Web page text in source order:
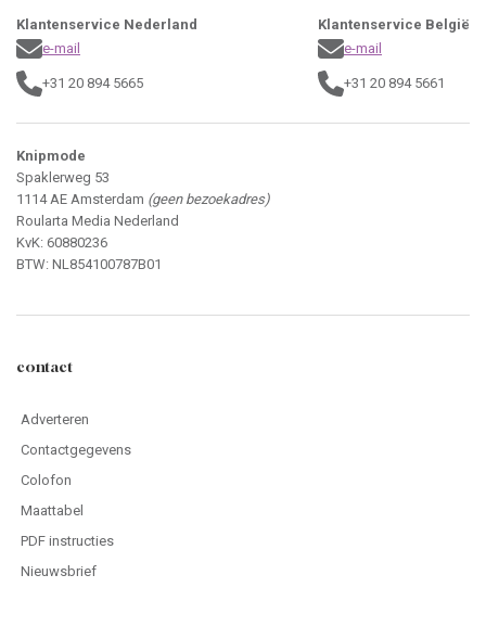
Klantenservice Nederland
e-mail
+31 20 894 5665
Klantenservice België
e-mail
+31 20 894 5661
Knipmode
Spaklerweg 53
1114 AE Amsterdam (geen bezoekadres)
Roularta Media Nederland
KvK: 60880236
BTW: NL854100787B01
contact
Adverteren
Contactgegevens
Colofon
Maattabel
PDF instructies
Nieuwsbrief